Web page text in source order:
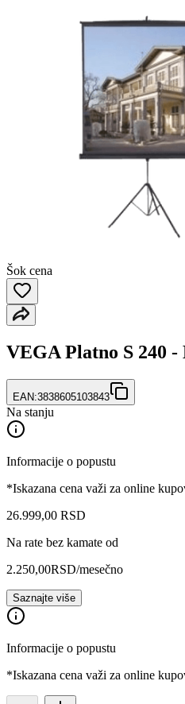
Šok cena
VEGA Platno S 240 -
EAN:3838605103843
Na stanju
Informacije o popustu
*Iskazana cena važi za online
26.999,00 RSD
Na rate bez kamate od
2.250,00RSD/mesečno
Saznajte više
Informacije o popustu
*Iskazana cena važi za online